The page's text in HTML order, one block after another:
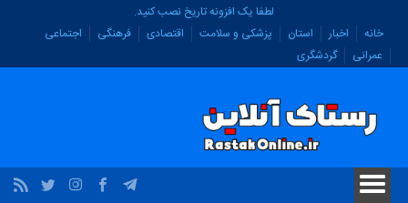
لطفا یک افزونه تاریخ نصب کنید.
خانه
اخبار استان پزشکی و سلامت اقتصادی فرهنگی
اجتماعی
عمرانی
گردشگری